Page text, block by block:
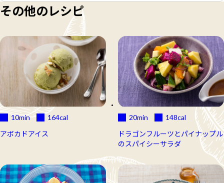
その他のレシピ
10min 164cal
アボカドアイス
20min 148cal
ドラゴンフルーツとパイナップル
のスパイシーサラダ